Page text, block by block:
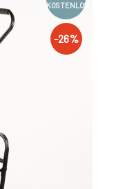
KOSTENLOS
-26%